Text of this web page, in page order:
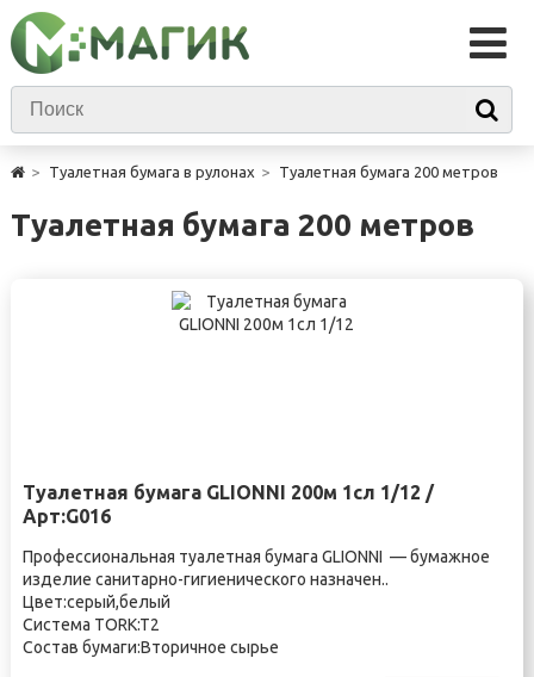
Туалетная бумага в рулонах Туалетная бумага 200 метров
Туалетная бумага 200 метров
Туалетная бумага GLIONNI 200м 1сл 1/12 /
Арт:G016
Профессиональная туалетная бумага GLIONNI — бумажное
изделие санитарно-гигиенического назначен..
Цвет:серый,белый
Система TORK:T2
Состав бумаги:Вторичное сырье